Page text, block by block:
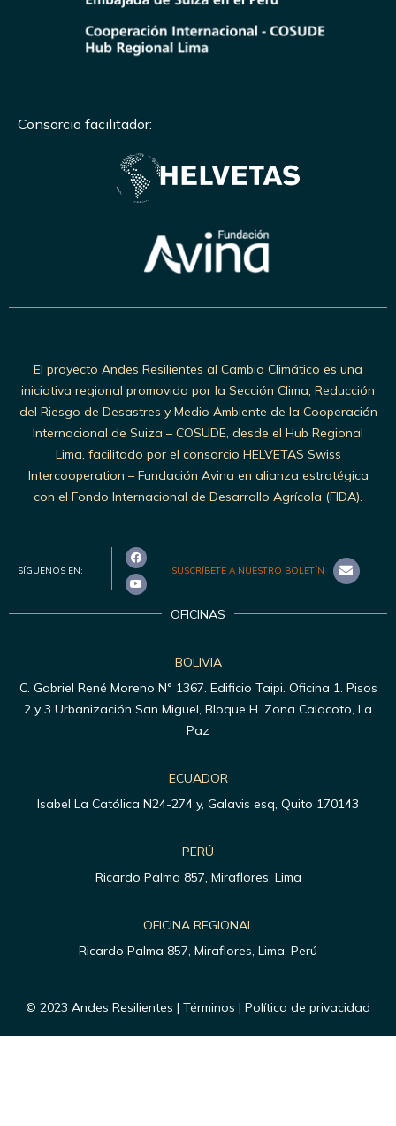
Consorcio facilitador:
El proyecto Andes Resilientes al Cambio Climático es una
iniciativa regional promovida por la Sección Clima, Reducción
del Riesgo de Desastres y Medio Ambiente de la Cooperación
Internacional de Suiza – COSUDE, desde el Hub Regional
Lima, facilitado por el consorcio HELVETAS Swiss
Intercooperation – Fundación Avina en alianza estratégica
con el Fondo Internacional de Desarrollo Agrícola (FIDA).
SÍGUENOS EN: SUSCRÍBETE A NUESTRO BOLETÍN
OFICINAS
BOLIVIA
C. Gabriel René Moreno N° 1367. Edificio Taipi. Oficina 1. Pisos
2 y 3 Urbanización San Miguel, Bloque H. Zona Calacoto, La
Paz
ECUADOR
Isabel La Católica N24-274 y, Galavis esq, Quito 170143
PERÚ
Ricardo Palma 857, Miraflores, Lima
OFICINA REGIONAL
Ricardo Palma 857, Miraflores, Lima, Perú
© 2023 Andes Resilientes | Términos | Política de privacidad